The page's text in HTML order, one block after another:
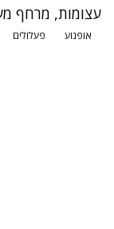
עצומות, מרחף
אופנוע פעלולים